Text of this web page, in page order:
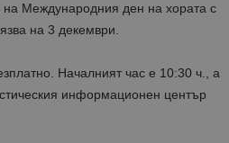
Международния ден на хората с
на 3 декември.
. Началният час е 10:30 ч., а
информационен център